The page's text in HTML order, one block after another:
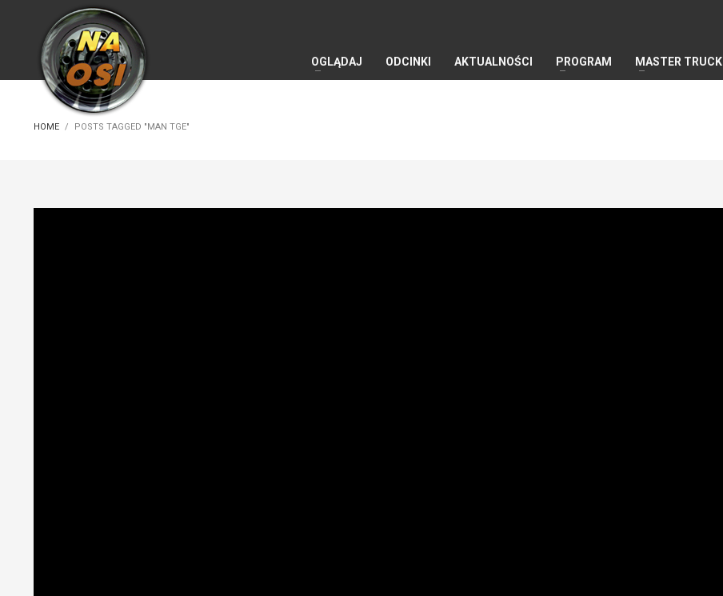
OGLĄDAJ ODCINKI AKTUALNOŚCI PROGRAM MASTER TRUCK
HOME POSTS TAGGED "MAN TGE"